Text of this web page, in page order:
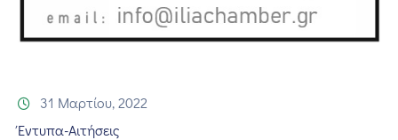
Ειδική
Προγράμματα
Χρηματοδότησης
31 Μαρτίου, 2022
Έντυπα-Αιτήσεις